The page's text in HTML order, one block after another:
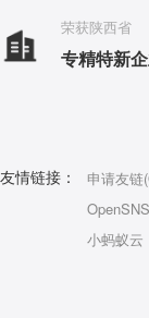
荣获陕西省
专精特新
友情链接： 申请友链
OpenSNS
小蚂蚁云